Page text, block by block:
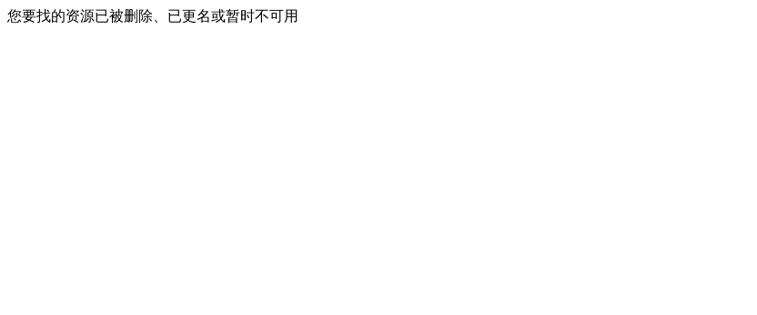
您要找的资源已被删除、已更名或暂时不可用